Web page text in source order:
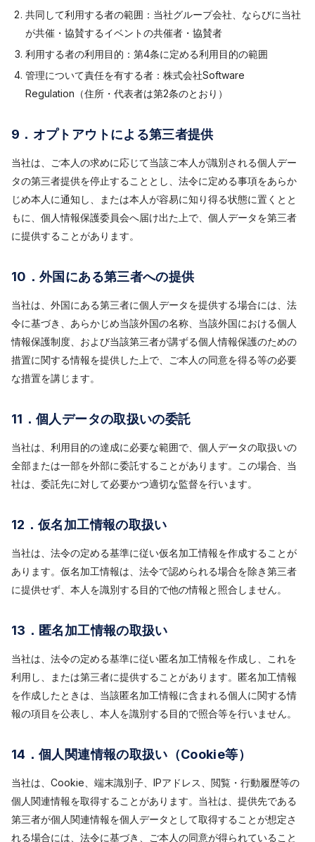
共同して利用する者の範囲：当社グループ会社、ならびに当社
が共催・協賛するイベントの共催者・協賛者
利用する者の利用目的：第4条に定める利用目的の範囲
管理について責任を有する者：株式会社Software
Regulation（住所・代表者は第2条のとおり）
9．オプトアウトによる第三者提供
当社は、ご本人の求めに応じて当該ご本人が識別される個人デー
タの第三者提供を停止することとし、法令に定める事項をあらか
じめ本人に通知し、または本人が容易に知り得る状態に置くとと
もに、個人情報保護委員会へ届け出た上で、個人データを第三者
に提供することがあります。
10．外国にある第三者への提供
当社は、外国にある第三者に個人データを提供する場合には、法
令に基づき、あらかじめ当該外国の名称、当該外国における個人
情報保護制度、および当該第三者が講ずる個人情報保護のための
措置に関する情報を提供した上で、ご本人の同意を得る等の必要
な措置を講じます。
11．個人データの取扱いの委託
当社は、利用目的の達成に必要な範囲で、個人データの取扱いの
全部または一部を外部に委託することがあります。この場合、当
社は、委託先に対して必要かつ適切な監督を行います。
12．仮名加工情報の取扱い
当社は、法令の定める基準に従い仮名加工情報を作成することが
あります。仮名加工情報は、法令で認められる場合を除き第三者
に提供せず、本人を識別する目的で他の情報と照合しません。
13．匿名加工情報の取扱い
当社は、法令の定める基準に従い匿名加工情報を作成し、これを
利用し、または第三者に提供することがあります。匿名加工情報
を作成したときは、当該匿名加工情報に含まれる個人に関する情
報の項目を公表し、本人を識別する目的で照合等を行いません。
14．個人関連情報の取扱い（Cookie等）
当社は、Cookie、端末識別子、IPアドレス、閲覧・行動履歴等の
個人関連情報を取得することがあります。当社は、提供先である
第三者が個人関連情報を個人データとして取得することが想定さ
れる場合には、法令に基づき、ご本人の同意が得られていること